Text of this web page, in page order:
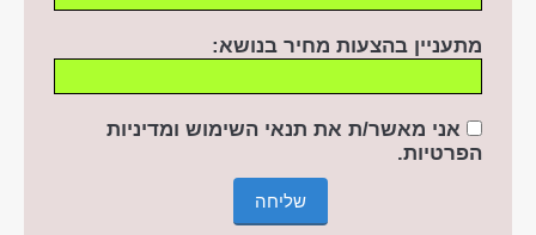
מתעניין בהצעות מחיר בנושא:
אני מאשר/ת את תנאי השימוש ומדיניות
הפרטיות.